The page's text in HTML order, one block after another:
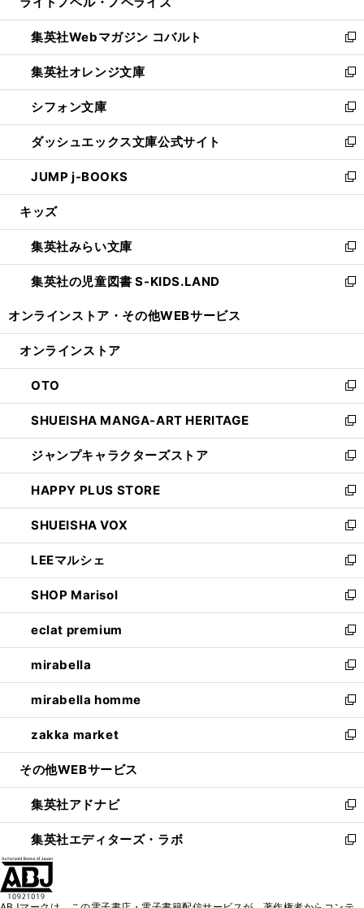
開
く
ウ
で
開
く
ン
ド
ウ
で
開
く
ウ
ィ
ン
ド
ウ
で
開
く
集英社Webマガジン コバルト
新
し
い
ウ
ィ
ン
ド
ウ
で
開
集英社オレンジ文庫
新
し
い
ウ
ィ
ン
ド
ウ
開
く
シフォン文庫
新
し
い
ウ
ィ
ン
ウ
で
開
く
ダッシュエックス文庫公式サイト
新
し
い
ウ
ン
ド
ウ
で
JUMP j-BOOKS
新
し
ウ
ィ
ン
ド
開
キッズ
集英社みらい文庫
新
し
い
ン
ウ
で
開
く
集英社の児童図書 S-KIDS.LAND
新
ウ
ン
ド
ウ
で
開
く
オンラインストア・ その他WEBサービス
オンラインストア
OTO
新
し
い
ウ
ィ
ン
ド
ウ
で
開
く
SHUEISHA MANGA-ART HERITAGE
新
し
い
ウ
ィ
ン
ド
ウ
で
開
く
ジャンプキャラクターズストア
新
し
い
ウ
ィ
ン
ド
ウ
で
開
く
HAPPY PLUS STORE
新
し
い
ウ
ィ
ン
ド
ウ
で
開
く
SHUEISHA VOX
新
し
い
ウ
ィ
ン
ド
ウ
で
開
く
LEEマルシェ
新
し
い
ウ
ィ
ン
ド
ウ
で
開
く
SHOP Marisol
新
し
い
ウ
ィ
ン
ド
ウ
で
開
eclat premium
新
し
い
ウ
ィ
ン
ド
ウ
開
く
mirabella
新
し
い
ウ
ィ
ン
ウ
で
開
く
mirabella homme
新
し
い
ウ
ン
ド
ウ
で
zakka market
新
し
ウ
ィ
ン
ド
その他WEBサービス
集英社アドナビ
新
し
い
集英社エディターズ・ラボ
新